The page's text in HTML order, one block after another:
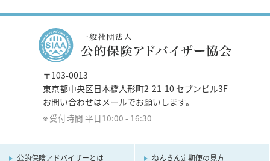
〒103-0013
東京都中央区日本橋人形町2-21-10 セブンビル3F
お問い合わせはメールでお願いします。
受付時間 平日10:00 - 16:30
公的保険アドバイザーとは ねんきん定期便の見方